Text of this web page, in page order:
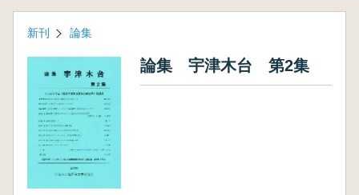
新刊 論集
論集 宇津木台 第2集